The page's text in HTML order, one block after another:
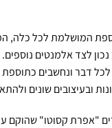
המושלמת לכל כלה,
לצד אלמנטים
דבר ונחשבים
ובעיצובים שונים
"אפרת קסוטו" שהוקם